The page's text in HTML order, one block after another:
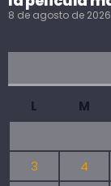
8 de agosto de 2026
L M
3
4